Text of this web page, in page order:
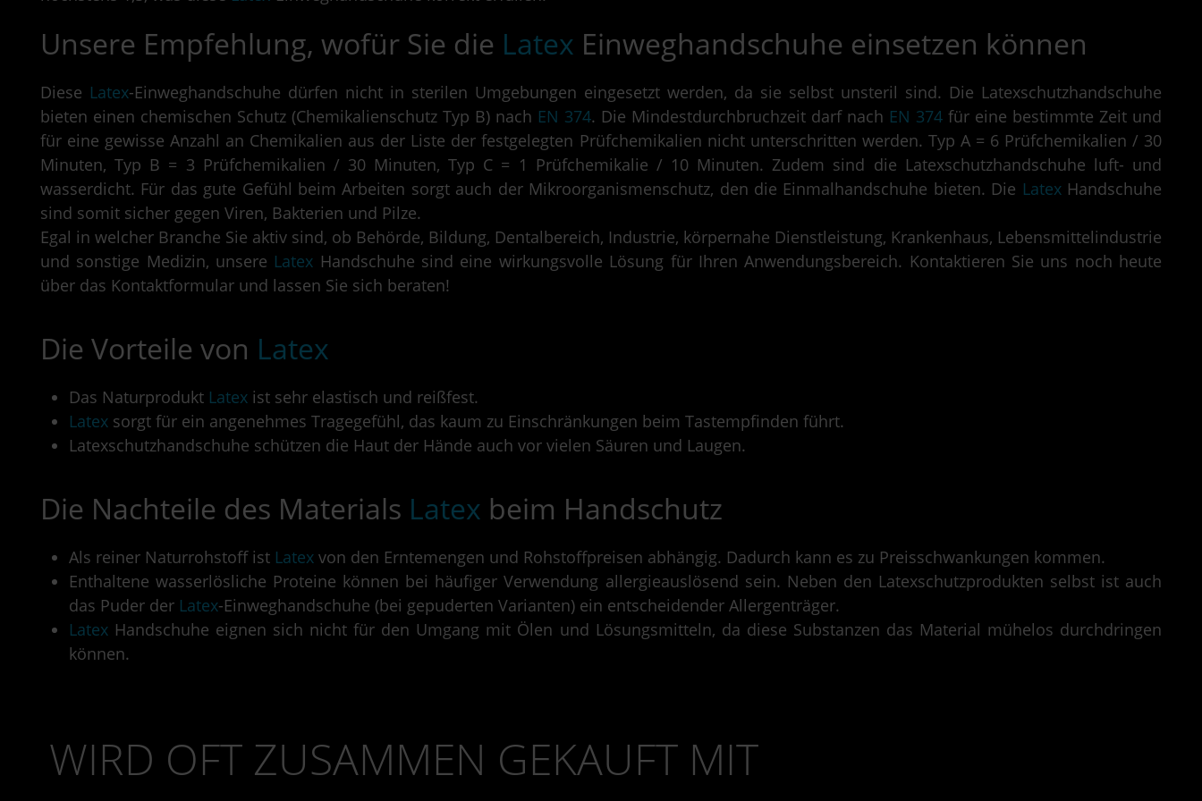
Unsere Empfehlung, wofür Sie die Latex Einweghandschuhe einsetzen können
Diese Latex-Einweghandschuhe dürfen nicht in sterilen Umgebungen eingesetzt werden, da sie selbst unsteril sind. Die Latexschutzhandschuhe
bieten einen chemischen Schutz (Chemikalienschutz Typ B) nach EN 374. Die Mindestdurchbruchzeit darf nach EN 374 für eine bestimmte Zeit und
für eine gewisse Anzahl an Chemikalien aus der Liste der festgelegten Prüfchemikalien nicht unterschritten werden. Typ A = 6 Prüfchemikalien / 30
Minuten, Typ B = 3 Prüfchemikalien / 30 Minuten, Typ C = 1 Prüfchemikalie / 10 Minuten. Zudem sind die Latexschutzhandschuhe luft- und
wasserdicht. Für das gute Gefühl beim Arbeiten sorgt auch der Mikroorganismenschutz, den die Einmalhandschuhe bieten. Die LatexHandschuhe
sind somit sicher gegen Viren, Bakterien und Pilze.
Egal in welcher Branche Sie aktiv sind, ob Behörde, Bildung, Dentalbereich, Industrie, körpernahe Dienstleistung, Krankenhaus, Lebensmittelindustrie
und sonstige Medizin, unsere Latex Handschuhe sind eine wirkungsvolle Lösung für Ihren Anwendungsbereich. Kontaktieren Sie uns noch heute
über das Kontaktformular und lassen Sie sich beraten!
Die Vorteile von Latex
Das Naturprodukt Latex ist sehr elastisch und reißfest.
Latex sorgt für ein angenehmes Tragegefühl, das kaum zu Einschränkungen beim Tastempfinden führt.
Latexschutzhandschuhe schützen die Haut der Hände auch vor vielen Säuren und Laugen.
Die Nachteile des Materials Latex beim Handschutz
Als reiner Naturrohstoff ist Latex von den Erntemengen und Rohstoffpreisen abhängig. Dadurch kann es zu Preisschwankungen kommen.
Enthaltene wasserlösliche Proteine können bei häufiger Verwendung allergieauslösend sein. Neben den Latexschutzprodukten selbst ist auch
das Puder der Latex-Einweghandschuhe (bei gepuderten Varianten) ein entscheidender Allergenträger.
Latex Handschuhe eignen sich nicht für den Umgang mit Ölen und Lösungsmitteln, da diese Substanzen das Material mühelos durchdringen
können.
WIRD OFT ZUSAMMEN GEKAUFT MIT